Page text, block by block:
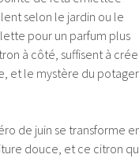
selon le jardin ou le
pour un parfum plus
à côté, suffisent à
et le mystère du potager
de juin se transforme
douce, et ce citron